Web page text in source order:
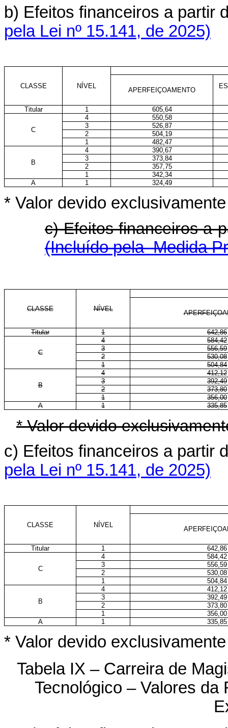
b) Efeitos financeiros a
pela Lei nº 15.141, de 2025)
CLASSE NÍVEL
APERFEIÇOAMENTO
Titular 1 605,64
C
4
550,58
3
526,87
2
504,19
1
482,47
B
4
390,67
3
373,84
2
357,75
1
342,34
A
1 324,49
* Valor devido
c) Efeitos financeiros
(Incluído pela Medida
CLASSE NÍVEL
Titular 1 642,86
C
4
584,42
3
556,59
2
530,08
1
504,84
B
4
412,12
3
392,49
2
373,80
1
356,00
A
1 335,85
* Valor devido
c) Efeitos financeiros a
pela Lei nº 15.141, de 2025)
CLASSE NÍVEL
Titular 1 642,86
C
4
584,42
3
556,59
2
530,08
1
504,84
B
4
412,12
3
392,49
2
373,80
1
356,00
A
1 335,85
* Valor devido
Tabela IX – Carreira de
Tecnológico – Valores da